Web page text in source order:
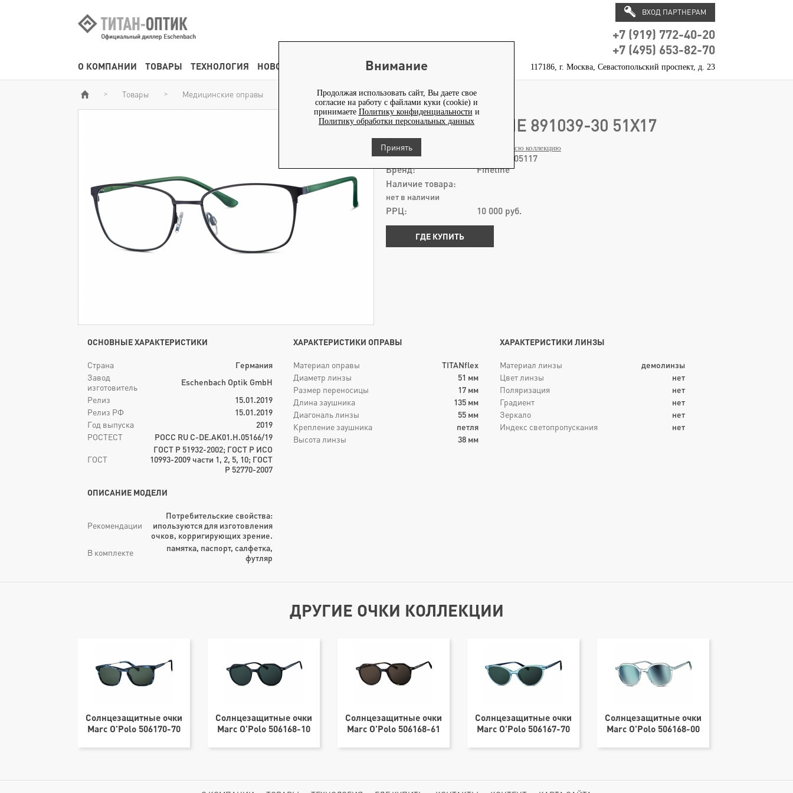
Внимание
Продолжая использовать сайт, Вы даете свое
согласие на работу с файлами куки (cookie) и
принимаете Политику конфиденциальности и
Политику обработки персональных данных
Принять
ВХОД ПАРТНЕРАМ
+7 (919) 772-40-20
+7 (495) 653-82-70
О КОМПАНИИ ТОВАРЫ ТЕХНОЛОГИЯ НОВОСТИ 117186, г. Москва, Севастопольский проспект, д. 23
> Товары > Медицинские оправы ОПРАВА FINELINE 891039-30 51Х17
ОПРАВА FINELINE 891039-30 51Х17
Коллекция 2019 Смотреть всю коллекцию
Артикул:
891039-305117
Бренд:
Fineline
Наличие товара:
нет в наличии
РРЦ: 10 000 руб.
ГДЕ КУПИТЬ
ОСНОВНЫЕ ХАРАКТЕРИСТИКИ
Страна
Германия
Завод
изготовитель
Eschenbach Optik GmbH
Релиз
15.01.2019
Релиз РФ
15.01.2019
Год выпуска
2019
РОСТЕСТ
РОСС RU C-DE.AK01.H.05166/19
ГОСТ
ГОСТ Р 51932-2002; ГОСТ Р ИСО
10993-2009 части 1, 2, 5, 10; ГОСТ
Р 52770-2007
ХАРАКТЕРИСТИКИ ОПРАВЫ
Материал оправы
TITANflex
Диаметр линзы
51 мм
Размер переносицы
17 мм
Длина заушника
135 мм
Диагональ линзы
55 мм
Крепление заушника
петля
Высота линзы
38 мм
ХАРАКТЕРИСТИКИ ЛИНЗЫ
Материал линзы
демолинзы
Цвет линзы
нет
Поляризация
нет
Градиент
нет
Зеркало
нет
Индекс светопропускания
нет
ОПИСАНИЕ МОДЕЛИ
Рекомендации
Потребительские свойства:
ипользуются для изготовления
очков, корригирующих зрение.
В комплекте
памятка, паспорт, салфетка,
футляр
ДРУГИЕ ОЧКИ КОЛЛЕКЦИИ
Солнцезащитные очки
Marc O'Polo 506170-70
Солнцезащитные очки
Marc O'Polo 506168-10
Солнцезащитные очки
Marc O'Polo 506168-61
Солнцезащитные очки
Marc O'Polo 506167-70
Солнцезащитные очки
Marc O'Polo 506168-00